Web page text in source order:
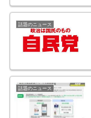
話題のニュース
話題のニュース